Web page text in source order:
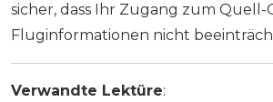
sicher, dass Ihr Zugang zum Quell-
Fluginformationen nicht
Verwandte Lektüre: